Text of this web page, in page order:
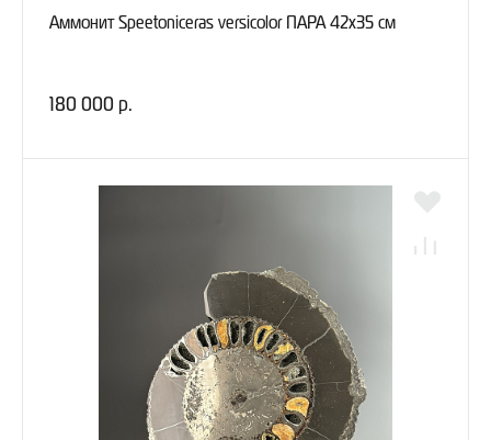
Аммонит Speetoniceras versicolor ПАРА 42х35 см
180 000 р.